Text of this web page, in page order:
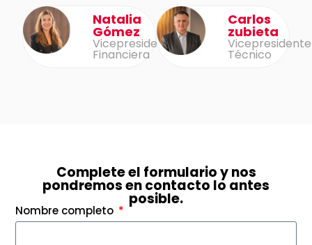
Natalia
Gómez
Vicepresidenta
Financiera
Carlos
zubieta
Vicepresidente
Técnico
Complete el formulario y nos
pondremos en contacto lo antes
posible.
Nombre completo